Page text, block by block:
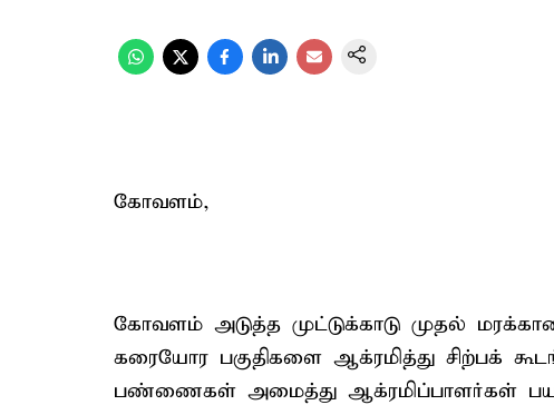
கோவளம்,
கோவளம் அடுத்த முட்டுக்காடு முதல்
கரையோர பகுதிகளை ஆக்ரமித்து சிற்பக்
பண்ணைகள் அமைத்து ஆக்ரமிப்பாளர்கள்